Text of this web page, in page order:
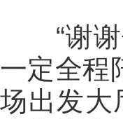
“谢谢
一定全程
场出发大